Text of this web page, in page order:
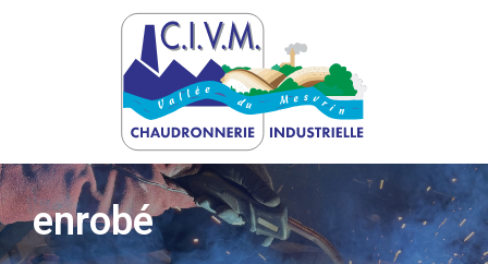
enrobé